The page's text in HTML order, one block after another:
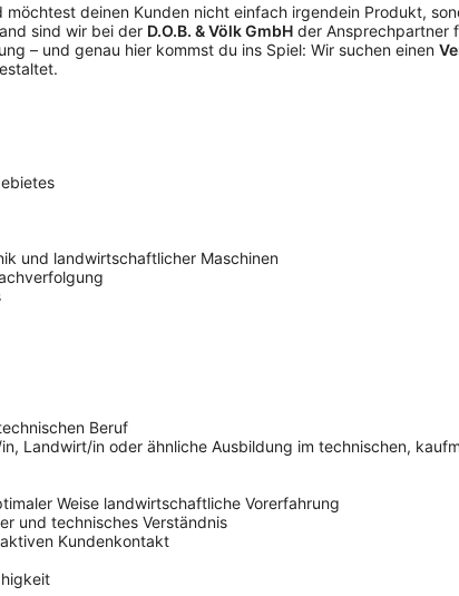
deinen Kunden nicht einfach irgendein Produkt,
sind wir bei der D.O.B. & Völk GmbH der Ansprechpartner
– und genau hier kommst du ins Spiel: Wir suchen einen
und landwirtschaftlicher Maschinen
Beruf
Landwirt/in oder ähnliche Ausbildung im technischen,
Weise landwirtschaftliche Vorerfahrung
und technisches Verständnis
Kundenkontakt